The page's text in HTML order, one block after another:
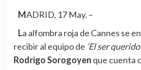
MADRID, 17 May. –
La alfombra roja de Cannes se engalanó para
recibir al equipo de ‘El ser querido’
Rodrigo Sorogoyen que cuenta